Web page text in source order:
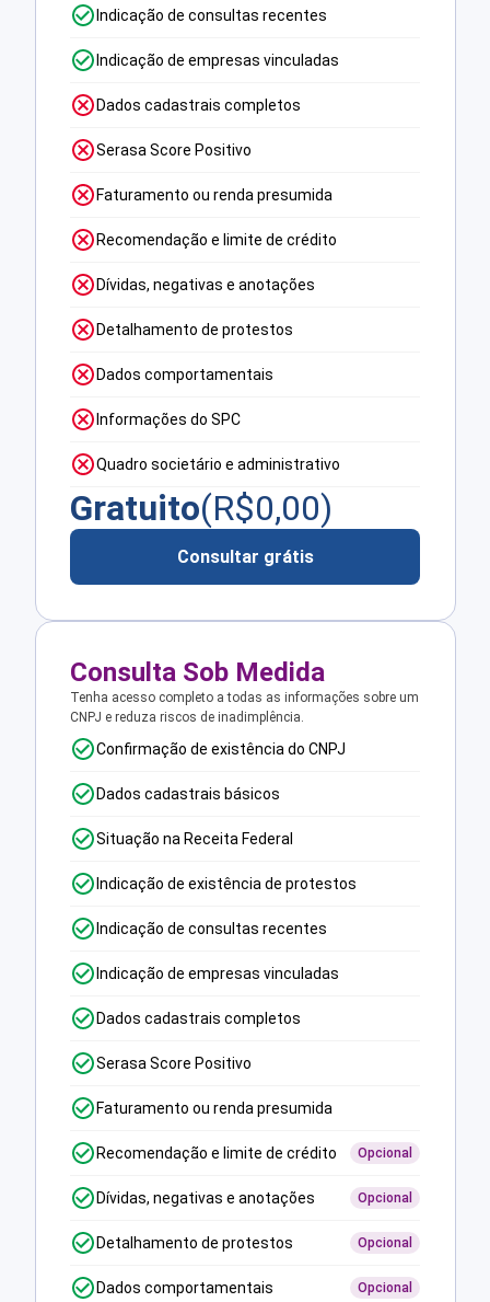
Indicação de consultas recentes
Indicação de empresas vinculadas
Dados cadastrais completos
Serasa Score Positivo
Faturamento ou renda presumida
Recomendação e limite de crédito
Dívidas, negativas e anotações
Detalhamento de protestos
Dados comportamentais
Informações do SPC
Quadro societário e administrativo
Gratuito(R$0,00)
Consultar grátis
Consulta Sob Medida
Tenha acesso completo a todas as informações sobre um
CNPJ e reduza riscos de inadimplência.
Confirmação de existência do CNPJ
Dados cadastrais básicos
Situação na Receita Federal
Indicação de existência de protestos
Indicação de consultas recentes
Indicação de empresas vinculadas
Dados cadastrais completos
Serasa Score Positivo
Faturamento ou renda presumida
Recomendação e limite de crédito Opcional
Dívidas, negativas e anotações Opcional
Detalhamento de protestos Opcional
Dados comportamentais Opcional